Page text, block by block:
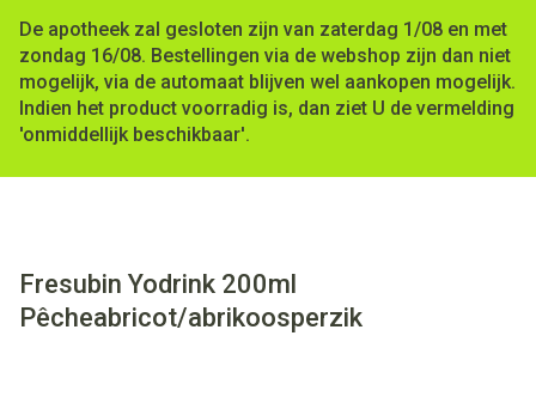
De apotheek zal gesloten zijn van zaterdag 1/08 en met
zondag 16/08. Bestellingen via de webshop zijn dan niet
mogelijk, via de automaat blijven wel aankopen mogelijk.
Indien het product voorradig is, dan ziet U de vermelding
'onmiddellijk beschikbaar'.
Fresubin Yodrink 200ml
Pêcheabricot/abrikoosperzik